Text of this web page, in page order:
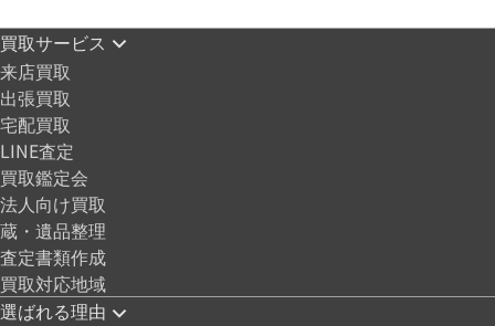
買取サービス
来店買取
出張買取
宅配買取
LINE査定
買取鑑定会
法人向け買取
蔵・遺品整理
査定書類作成
買取対応地域
選ばれる理由